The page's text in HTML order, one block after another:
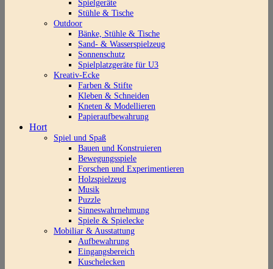
Spielgeräte
Stühle & Tische
Outdoor
Bänke, Stühle & Tische
Sand- & Wasserspielzeug
Sonnenschutz
Spielplatzgeräte für U3
Kreativ-Ecke
Farben & Stifte
Kleben & Schneiden
Kneten & Modellieren
Papieraufbewahrung
Hort
Spiel und Spaß
Bauen und Konstruieren
Bewegungsspiele
Forschen und Experimentieren
Holzspielzeug
Musik
Puzzle
Sinneswahrnehmung
Spiele & Spielecke
Mobiliar & Ausstattung
Aufbewahrung
Eingangsbereich
Kuschelecken